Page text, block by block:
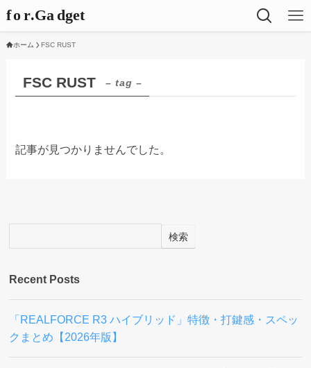
ホーム FSC RUST
FSC RUST – tag –
記事が見つかりませんでした。
検索
Recent Posts
「REALFORCE R3 ハイブリッド」特徴・打鍵感・スペッ
クまとめ【2026年版】